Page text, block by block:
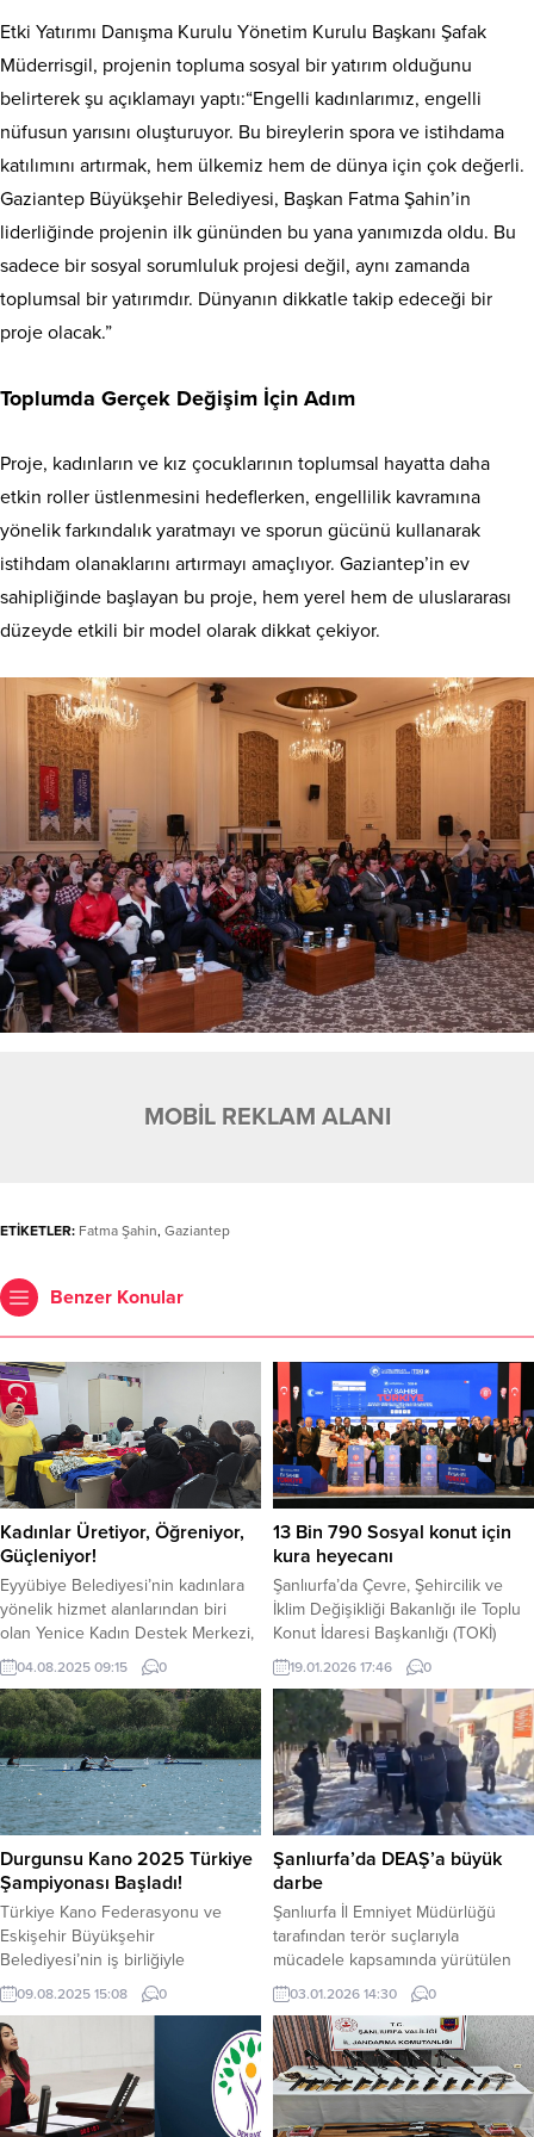
Etki Yatırımı Danışma Kurulu Yönetim Kurulu Başkanı Şafak
Müderrisgil, projenin topluma sosyal bir yatırım olduğunu
belirterek şu açıklamayı yaptı:“Engelli kadınlarımız, engelli
nüfusun yarısını oluşturuyor. Bu bireylerin spora ve istihdama
katılımını artırmak, hem ülkemiz hem de dünya için çok değerli.
Gaziantep Büyükşehir Belediyesi, Başkan Fatma Şahin’in
liderliğinde projenin ilk gününden bu yana yanımızda oldu. Bu
sadece bir sosyal sorumluluk projesi değil, aynı zamanda
toplumsal bir yatırımdır. Dünyanın dikkatle takip edeceği bir
proje olacak.”
Toplumda Gerçek Değişim İçin Adım
Proje, kadınların ve kız çocuklarının toplumsal hayatta daha
etkin roller üstlenmesini hedeflerken, engellilik kavramına
yönelik farkındalık yaratmayı ve sporun gücünü kullanarak
istihdam olanaklarını artırmayı amaçlıyor. Gaziantep’in ev
sahipliğinde başlayan bu proje, hem yerel hem de uluslararası
düzeyde etkili bir model olarak dikkat çekiyor.
MOBİL REKLAM ALANI
ETİKETLER: Fatma Şahin, Gaziantep
Benzer Konular
Kadınlar Üretiyor, Öğreniyor,
Güçleniyor!
Eyyübiye Belediyesi’nin kadınlara
yönelik hizmet alanlarından biri
olan Yenice Kadın Destek Merkezi,
heryaştan kadının meslek öğrenip
sosyalleştiği bir eğitim yuvası
haline geldi. Merkezde biçki-dikiş,
kuaförlük, el sanatları, okuma-
yazma ve Kur’an kursları yoğun ilgi
görürken, annelerin kurslara
rahatça katılabilmesi için çocuklar
için ücretsiz kreş hizmeti de
sunuluyor. Eyyübiye Belediye
Başkanı Mehmet...
04.08.2025 09:15 0
13 Bin 790 Sosyal konut için
kura heyecanı
Şanlıurfa’da Çevre, Şehircilik ve
İklim Değişikliği Bakanlığı ile Toplu
Konut İdaresi Başkanlığı (TOKİ)
koordinesinde gerçekleştirilen Ev
Sahibi Türkiye 500 bin Sosyal
Konut temalı Yüzyılın Konut Projesi
kapsamında kura çekimi töreni
düzenlendi. Törenle birlikte 13 bin
790 hak sahibi yeni yuvalarına
kavuşmanın heyecanını yaşadı.
Mehmet Akif İnan Konferans
Salonunda gerçekleştirilen törene...
19.01.2026 17:46 0
Durgunsu Kano 2025 Türkiye
Şampiyonası Başladı!
Türkiye Kano Federasyonu ve
Eskişehir Büyükşehir
Belediyesi’nin iş birliğiyle
düzenlenen “Durgunsu Kano 2025
Türkiye Şampiyonası”, Eskişehir’in
Sarısungur Göleti’nde büyük bir
coşkuyla başladı. Türkiye Kano
Federasyonu 2025 yılı faaliyet
programında yer alan ve Eskişehir
Büyükşehir Belediyesi’nin ev
09.08.2025 15:08 0
Şanlıurfa’da DEAŞ’a büyük
darbe
Şanlıurfa İl Emniyet Müdürlüğü
tarafından terör suçlarıyla
mücadele kapsamında yürütülen
çalışmalar neticesinde DEAŞ Silahlı
Terör Örgütüne yönelik önemli bir
operasyona imza atıldı. Şanlıurfa
Cumhuriyet Başsavcılığı
koordinesinde gerçekleştirilen
operasyonlarda, geçmiş dönemde
DEAŞ içerisinde faaliyet
03.01.2026 14:30 0